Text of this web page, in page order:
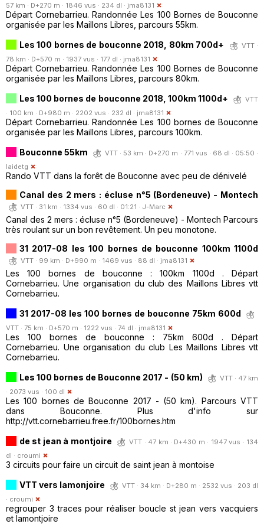
57 km · D+270 m · 1846 vus · 234 dl · jma8131
Départ Cornebarrieu. Randonnée Les 100 Bornes de Bouconne
organisée par les Maillons Libres, parcours 55km.
Les 100 bornes de bouconne 2018, 80km 700d+
VTT ·
78 km · D+570 m · 1937 vus · 177 dl · jma8131
Départ Cornebarrieu. Randonnée Les 100 Bornes de Bouconne
organisée par les Maillons Libres, parcours 80km.
Les 100 bornes de bouconne 2018, 100km 1100d+
VTT
· 100 km · D+980 m · 2202 vus · 232 dl · jma8131
Départ Cornebarrieu. Randonnée Les 100 bornes de Bouconne
organisée par les Maillons Libres, parcours 100km.
Bouconne 55km
VTT · 53 km · D+270 m · 771 vus · 68 dl · 05:50 ·
laidetg
Rando VTT dans la forêt de Bouconne avec peu de dénivelé
Canal des 2 mers : écluse n°5 (Bordeneuve) - Montech
VTT · 31 km · 1334 vus · 60 dl · 01:21 · J-Marc
Canal des 2 mers : écluse n°5 (Bordeneuve) - Montech Parcours
très roulant sur un bon revêtement. Un peu monotone.
31 2017-08 les 100 bornes de bouconne 100km 1100d
VTT · 99 km · D+990 m · 1469 vus · 88 dl · jma8131
Les 100 bornes de bouconne : 100km 1100d . Départ
Cornebarrieu. Une organisation du club des Maillons Libres vtt
Cornebarrieu.
31 2017-08 les 100 bornes de bouconne 75km 600d
VTT · 75 km · D+570 m · 1222 vus · 74 dl · jma8131
Les 100 bornes de bouconne : 75km 600d . Départ
Cornebarrieu. Une organisation du club Les Maillons Libres vtt
Cornebarrieu.
Les 100 bornes de Bouconne 2017 - (50 km)
VTT · 47 km
· 2073 vus · 100 dl
Les 100 bornes de Bouconne 2017 - (50 km). Parcours VTT
dans Bouconne. Plus d'info sur
http://vtt.cornebarrieu.free.fr/100bornes.htm
de st jean à montjoire
VTT · 47 km · D+430 m · 1947 vus · 134
dl · croumi
3 circuits pour faire un circuit de saint jean à montoise
VTT vers lamonjoire
VTT · 34 km · D+280 m · 2532 vus · 203 dl
· croumi
regrouper 3 traces pour réaliser boucle st jean vers vacquiers
et lamontjoire